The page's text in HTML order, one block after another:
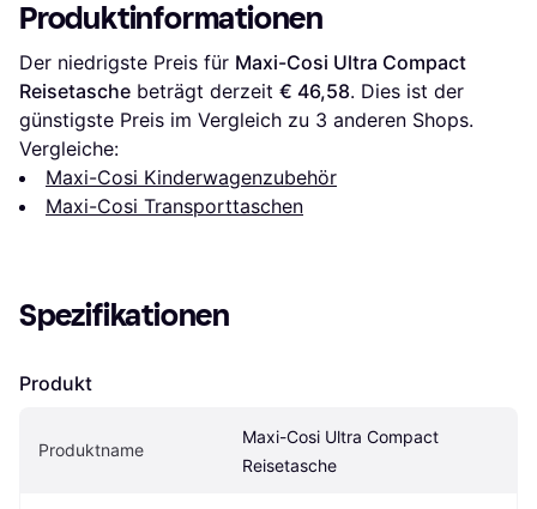
Produktinformationen
Der niedrigste Preis für Maxi-Cosi Ultra Compact
Reisetasche beträgt derzeit € 46,58. Dies ist der
günstigste Preis im Vergleich zu 3 anderen Shops.
Vergleiche:
Maxi-Cosi Kinderwagenzubehör
Maxi-Cosi Transporttaschen
Spezifikationen
Produkt
Produktname
Maxi-Cosi Ultra Compact
Reisetasche